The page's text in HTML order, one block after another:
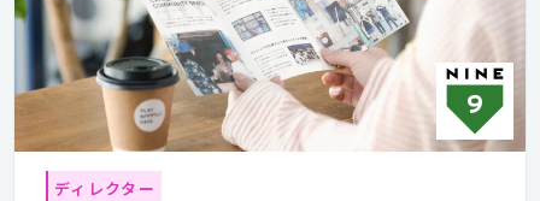
ディレクター